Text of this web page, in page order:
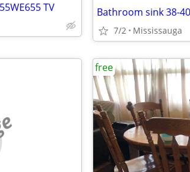
TV Bathroom sink 38-
7/2 Mississauga
free